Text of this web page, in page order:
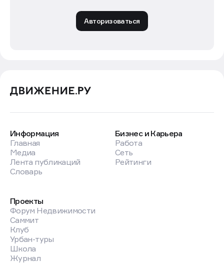
Авторизоваться
Информация
Главная
Медиа
Лента публикаций
Словарь
Бизнес и Карьера
Работа
Сеть
Рейтинги
Проекты
Форум Недвижимости
Саммит
Клуб
Урбан-туры
Школа
Журнал